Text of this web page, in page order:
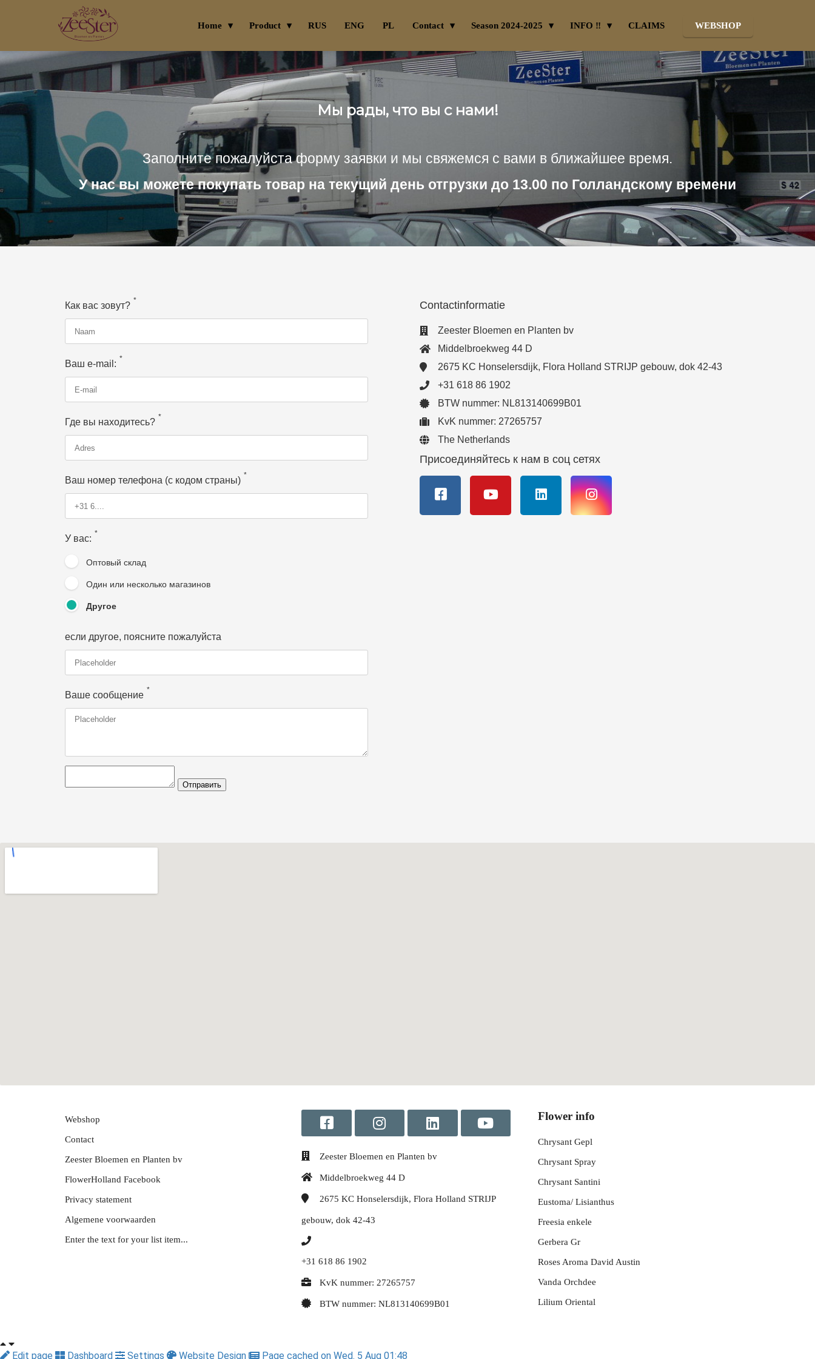
Home Product RUS ENG PL Contact Season 2024-2025 INFO ‼ CLAIMS WEBSHOP
Мы рады, что вы с нами!
Заполните пожалуйста форму заявки и мы свяжемся с вами в ближайшее время.
У нас вы можете покупать товар на текущий день отгрузки до 13.00 по Голландскому времени
Как вас зовут? *
Ваш e-mail: *
Где вы находитесь? *
Ваш номер телефона (с кодом страны) *
У вас: *
Оптовый склад
Один или несколько магазинов
Другое
если другое, поясните пожалуйста
Ваше сообщение *
Отправить
Contactinformatie
Zeester Bloemen en Planten bv
Middelbroekweg 44 D
2675 KC Honselersdijk, Flora Holland STRIJP gebouw, dok 42-43
+31 618 86 1902
BTW nummer: NL813140699B01
KvK nummer: 27265757
The Netherlands
Присоединяйтесь к нам в соц сетях
Webshop
Contact
Zeester Bloemen en Planten bv
FlowerHolland Facebook
Privacy statement
Algemene voorwaarden
Enter the text for your list item...
Zeester Bloemen en Planten bv
Middelbroekweg 44 D
2675 KC Honselersdijk, Flora Holland STRIJP
gebouw, dok 42-43
+31 618 86 1902
KvK nummer: 27265757
BTW nummer: NL813140699B01
Flower info
Chrysant Gepl
Chrysant Spray
Chrysant Santini
Eustoma/ Lisianthus
Freesia enkele
Gerbera Gr
Roses Aroma David Austin
Vanda Orchdee
Lilium Oriental
Edit page Dashboard Settings Website Design Page cached on Wed. 5 Aug 01:48